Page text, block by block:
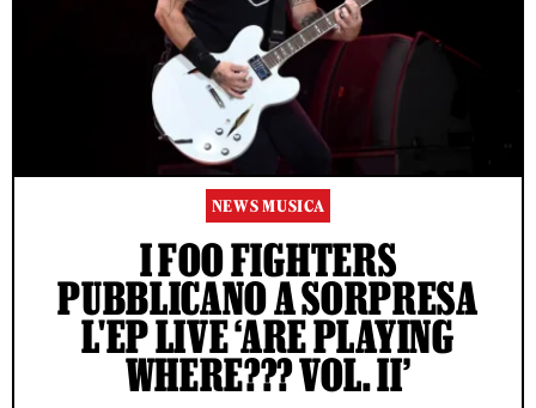
NEWS MUSICA
I FOO FIGHTERS
PUBBLICANO A SORPRESA
L'EP LIVE ‘ARE PLAYING
WHERE??? VOL. II’